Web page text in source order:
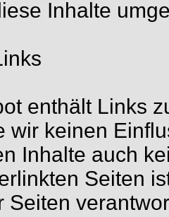
Inhalte
enthält Links
wir keinen
Inhalte auch
Seiten
Seiten